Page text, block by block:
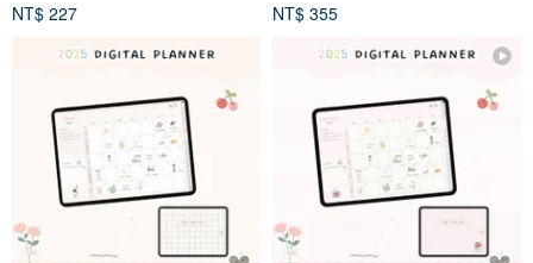
NT$ 227
NT$ 355